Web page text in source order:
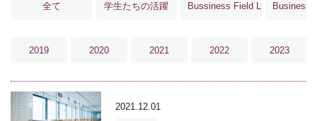
全て 学生たちの活躍 Bussiness Field Linkage®･
Business
2019 2020 2021 2022 2023
2021.12.01